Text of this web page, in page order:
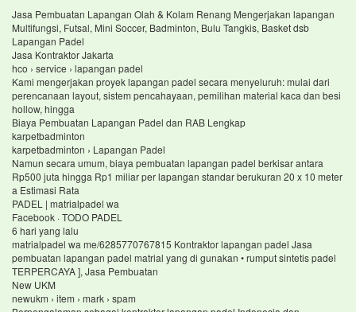
Jasa Pembuatan Lapangan Olah & Kolam Renang Mengerjakan lapangan
Multifungsi, Futsal, Mini Soccer, Badminton, Bulu Tangkis, Basket dsb
Lapangan Padel
Jasa Kontraktor Jakarta
hco › service › lapangan padel
Kami mengerjakan proyek lapangan padel secara menyeluruh: mulai dari
perencanaan layout, sistem pencahayaan, pemilihan material kaca dan besi
hollow, hingga
Biaya Pembuatan Lapangan Padel dan RAB Lengkap
karpetbadminton
karpetbadminton › Lapangan Padel
Namun secara umum, biaya pembuatan lapangan padel berkisar antara
Rp500 juta hingga Rp1 miliar per lapangan standar berukuran 20 x 10 meter
a Estimasi Rata
PADEL | matrialpadel wa
Facebook · TODO PADEL
6 hari yang lalu
matrialpadel wa me/6285770767815 Kontraktor lapangan padel Jasa
pembuatan lapangan padel matrial yang di gunakan • rumput sintetis padel
TERPERCAYA ], Jasa Pembuatan
New UKM
newukm › item › mark › spam